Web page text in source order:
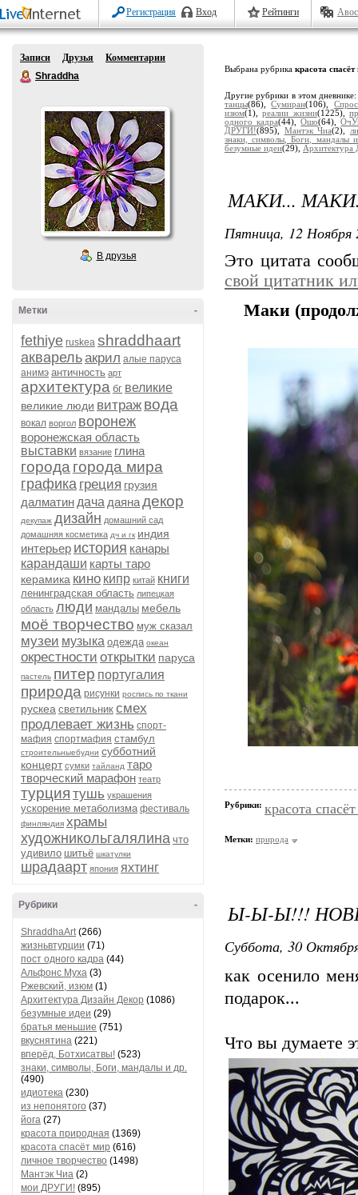
Регистрация Вход Рейтинги
Записи Друзья
Комментарии
Shraddha
В друзья
-
Метки
fethiye ruskea shraddhaart
акварельакрил алые паруса
анимэ античность арт
архитектура бг великие
великие люди витраж вода
вокал воргол воронеж
воронежская область
выставки вязание глина
города города мира
графика греция грузия
далматин дача даянадекор
декупаж дизайн домашний сад
домашняя косметика дч и гк индия
интерьер история канары
карандаши карты таро
керамика кино кипр китай книги
ленинградская область липецкая
область люди мандалы мебель
моё творчество муж сказал
музеи музыка одежда океан
окрестности открытки паруса
пастель питер португалия
природа рисунки роспись по ткани
рускеа светильник смех
продлевает жизнь спорт-
мафия спортмафия стамбул
строительныебудни субботний
концерт сумки тайланд таро
творческий марафон театр
турция тушь украшения
ускорение метаболизма фестиваль
финляндия храмы
художникольгалялина что
удивило шитьё шкатулки
шрадаарт япония яхтинг
-
Рубрики
ShraddhaArt(266)
жизньвтурции (71)
пост одного кадра (44)
Альфонс Муха (3)
Ржевский, изюм (1)
Архитектура Дизайн Декор (1086)
безумные идеи (29)
братья меньшие (751)
вкуснятина (221)
вперёд, Ботхисатвы! (523)
знаки, символы, Боги, мандалы и др.
(490)
идиотека (230)
из непонятого (37)
йога (27)
красота природная (1369)
красота спасёт мир (616)
личное творчество (1498)
Мантэк Чиа (2)
мои ДРУГИ! (895)
Выбрана рубрика красота
Другие рубрики в этом
танцы(86),Сумиран(106),
изюм(1),реалии жизни(1225),
одного кадра(44),Ошо(64),
ДРУГИ!(895), Мантэк Чиа(2),
знаки, символы, Боги, мандалы
безумные идеи(29), Архитектура
МАКИ...
Пятница, 12 Ноября
Это цитата
свой цитатник
Маки
Рубрики: красота
Метки: природа
Ы-Ы-Ы!!!
Суббота, 30
как осенило
подарок...
Что вы думаете